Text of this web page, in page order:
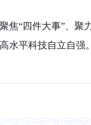
“四件大事”、聚
水平科技自立自强。